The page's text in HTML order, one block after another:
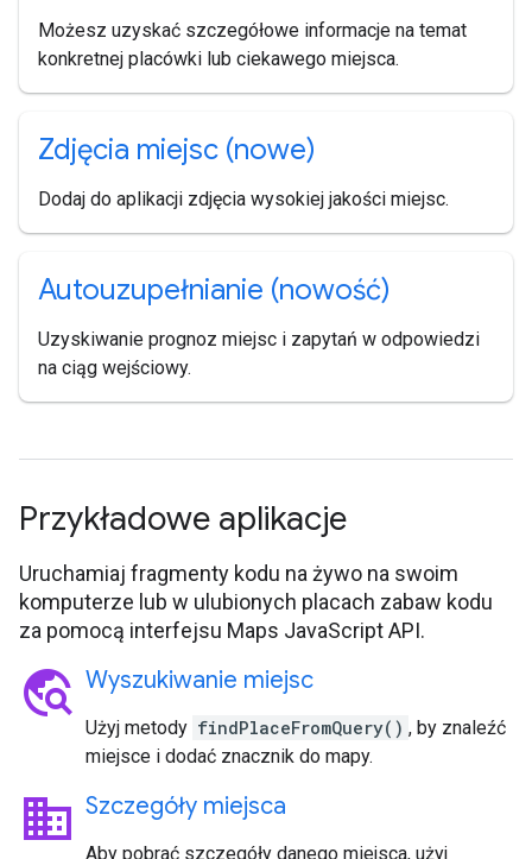
Możesz uzyskać szczegółowe informacje na temat
konkretnej placówki lub ciekawego miejsca.
Zdjęcia miejsc (nowe)
Dodaj do aplikacji zdjęcia wysokiej jakości miejsc.
Autouzupełnianie (nowość)
Uzyskiwanie prognoz miejsc i zapytań w odpowiedzi
na ciąg wejściowy.
Przykładowe aplikacje
Uruchamiaj fragmenty kodu na żywo na swoim
komputerze lub w ulubionych placach zabaw kodu
za pomocą interfejsu Maps JavaScript API.
travel_explore Wyszukiwanie miejsc
Użyj metody findPlaceFromQuery() , by znaleźć
miejsce i dodać znacznik do mapy.
business Szczegóły miejsca
Aby pobrać szczegóły danego miejsca, użyj